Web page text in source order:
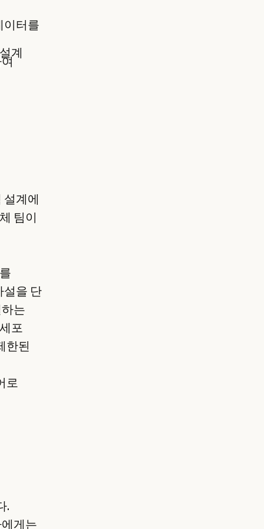
이터를
계
설계에
팀이
설을 단
는
포
한된
로
.
게는